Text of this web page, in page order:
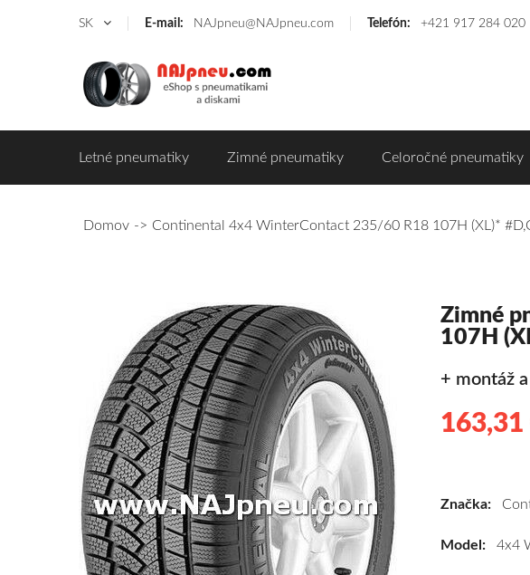
SK E-mail: NAJpneu@NAJpneu.com Telefón: +421 917 284 020
Letné pneumatiky Zimné pneumatiky Celoročné pneumatiky
Domov Continental 4x4 WinterContact 235/60 R18 107H (XL)*
Zimné
107H
+ montáž
163,31
Značka:
Model: 4x4